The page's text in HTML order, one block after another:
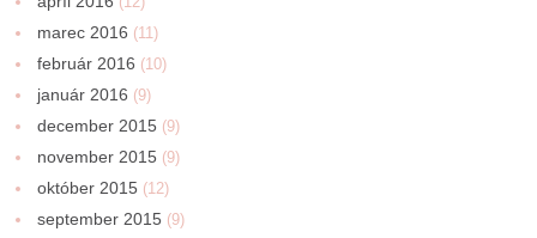
marec 2016 (11)
február 2016 (10)
január 2016 (9)
december 2015 (9)
november 2015 (9)
október 2015 (12)
september 2015 (9)